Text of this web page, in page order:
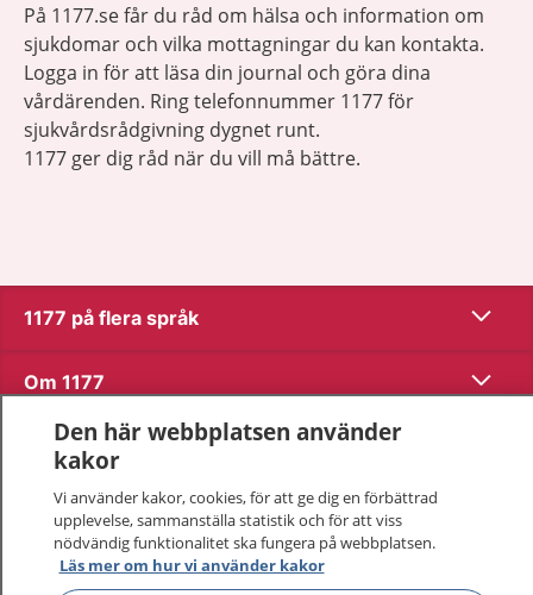
På 1177.se får du råd om hälsa och information om
sjukdomar och vilka mottagningar du kan kontakta.
Logga in för att läsa din journal och göra dina
vårdärenden. Ring telefonnummer 1177 för
sjukvårdsrådgivning dygnet runt.
1177 ger dig råd när du vill må bättre.
1177 på flera språk Visa
Om 1177 Visa
Kontakt
Behandling av personuppgifter
Den här webbplatsen använder
kakor
Vi använder kakor, cookies, för att ge dig en förbättrad
upplevelse, sammanställa statistik och för att viss
nödvändig funktionalitet ska fungera på webbplatsen.
Läs mer om hur vi använder kakor